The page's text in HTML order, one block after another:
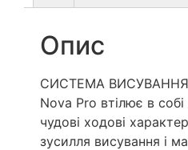
Опис
СИСТЕМА ВИСУВАННЯ
Nova Pro втілює в собі
чудові ходові
зусилля висування і